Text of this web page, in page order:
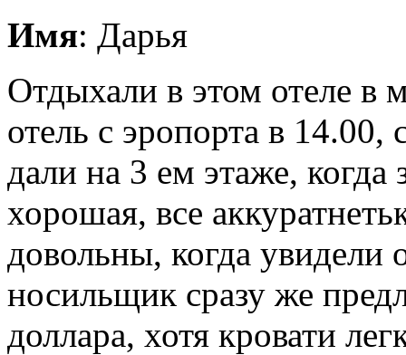
Имя: Дарья
Отдыхали в этом отеле в
отель с эропорта в 14.00,
дали на 3 ем этаже,
хорошая, все
довольны, когда увидели
носильщик сразу же
доллара, хотя кровати